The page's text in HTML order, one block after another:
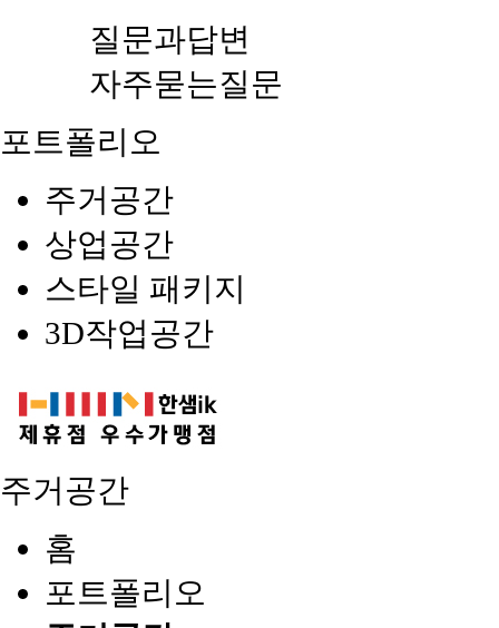
질문과답변
자주묻는질문
포트폴리오
주거공간
상업공간
스타일 패키지
3D작업공간
주거공간
홈
포트폴리오